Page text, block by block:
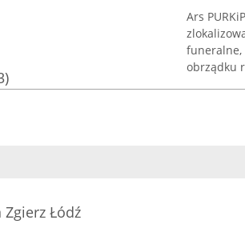
Ars
funeralne,
obrządku
Zgierz Łódź